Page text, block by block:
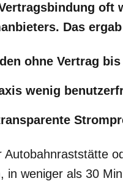
oft
Das
ohne Vertrag
wenig
Autobahnraststätte
in weniger als 30